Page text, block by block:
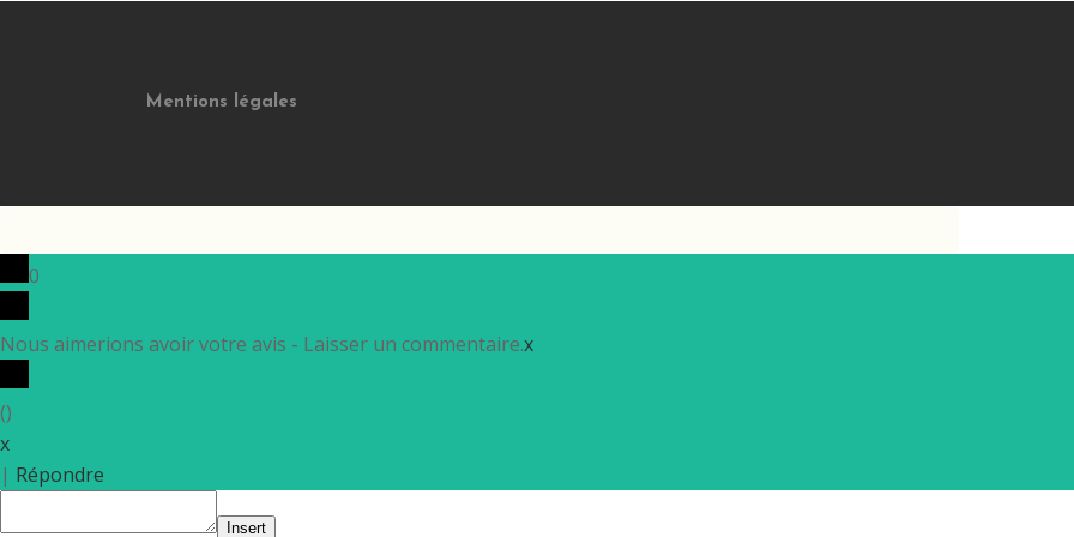
Mentions légales
0
Nous aimerions avoir votre avis - Laisser un commentaire.x
()
x
| Répondre
Insert